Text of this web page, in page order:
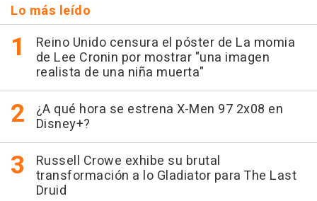
Lo más leído
Reino Unido censura el póster de La momia
de Lee Cronin por mostrar "una imagen
realista de una niña muerta"
¿A qué hora se estrena X-Men 97 2x08 en
Disney+?
Russell Crowe exhibe su brutal
transformación a lo Gladiator para The Last
Druid